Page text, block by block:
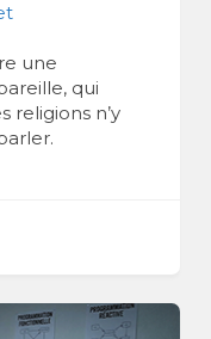
une
qui
religions n’y